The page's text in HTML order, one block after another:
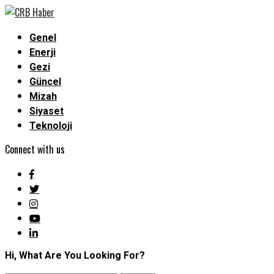
Genel
Enerji
Gezi
Güncel
Mizah
Siyaset
Teknoloji
Connect with us
Hi, What Are You Looking For?